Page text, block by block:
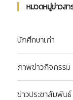
หมวดหมู่ข่าวสา
นักศึกษาเก่า
ภาพข่าวกิจกรรม
ข่าวประชาสัมพันธ์